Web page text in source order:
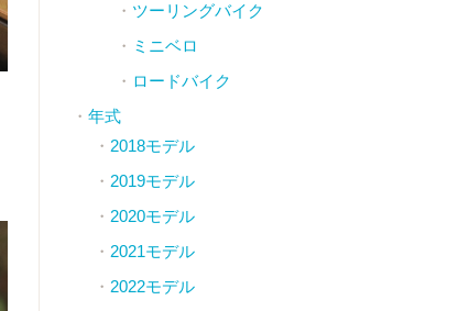
ツーリングバイク
ミニベロ
ロードバイク
年式
2018モデル
2019モデル
2020モデル
2021モデル
2022モデル